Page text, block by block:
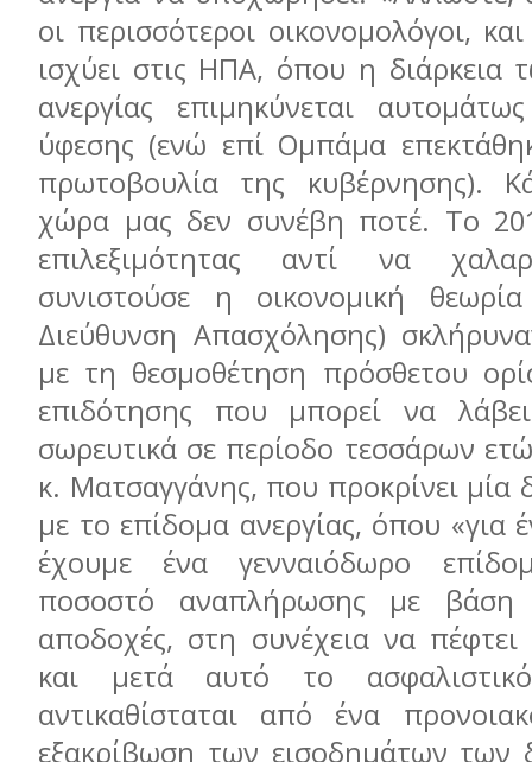
οι περισσότεροι οικονομολόγοι,
ισχύει στις ΗΠΑ, όπου η διάρκεια
ανεργίας επιμηκύνεται
ύφεσης (ενώ επί Ομπάμα
πρωτοβουλία της κυβέρνησης).
χώρα μας δεν συνέβη ποτέ. Το
επιλεξιμότητας αντί να
συνιστούσε η οικονομική
Διεύθυνση Απασχόλησης)
με τη θεσμοθέτηση πρόσθετου
επιδότησης που μπορεί να
σωρευτικά σε περίοδο τεσσάρων
κ. Ματσαγγάνης, που προκρίνει μία
με το επίδομα ανεργίας, όπου «για
έχουμε ένα γενναιόδωρο
ποσοστό αναπλήρωσης με βάση
αποδοχές, στη συνέχεια να
και μετά αυτό το
αντικαθίσταται από ένα
εξακρίβωση των εισοδημάτων των